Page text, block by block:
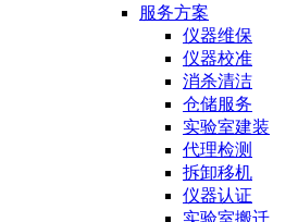
服务方案
仪器维保
仪器校准
消杀清洁
仓储服务
实验室建装
代理检测
拆卸移机
仪器认证
实验室搬迁